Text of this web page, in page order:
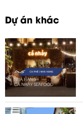
Dự án khác